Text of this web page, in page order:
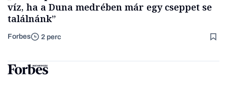
víz, ha a Duna medrében már egy cseppet se
találnánk”
Forbes 2 perc